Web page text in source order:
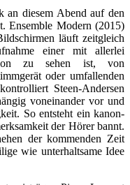
an diesem Abend auf den
Ensemble Modern (2015)
läuft zeitgleich
einer mit allerlei
zu sehen ist, von
oder umfallenden
Steen-Andersen
voneinander vor und
So entsteht ein kanon-
der Hörer bannt.
der kommenden Zeit
wie unterhaltsame Idee